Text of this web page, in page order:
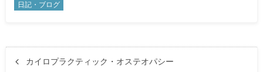
日記・ブログ
カイロプラクティック・オステオパシー